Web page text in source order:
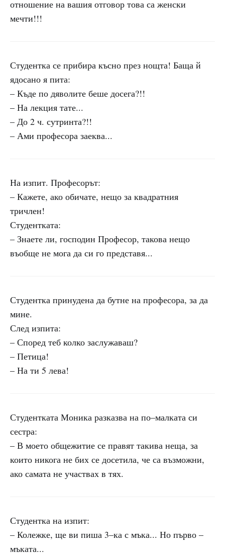
отношение на вашия отговор това са женски
мечти!!!
Студентка се прибира късно през нощта! Баща й
ядосано я пита:
– Къде по дяволите беше досега?!!
– На лекция тате...
– До 2 ч. сутринта?!!
– Ами професора заеква...
На изпит. Професорът:
– Кажете, ако обичате, нещо за квадратния
тричлен!
Студентката:
– Знаете ли, господин Професор, такова нещо
въобще не мога да си го представя...
Студентка принудена да бутне на професора, за да
мине.
След изпита:
– Според теб колко заслужаваш?
– Петица!
– На ти 5 лева!
Студентката Моника разказва на по–малката си
сестра:
– В моето общежитие се правят такива неща, за
които никога не бих се досетила, че са възможни,
ако самата не участвах в тях.
Студентка на изпит:
– Колежке, ще ви пиша 3–ка с мъка... Но първо –
мъката...